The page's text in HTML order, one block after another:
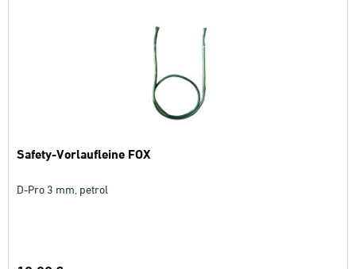
Safety-Vorlaufleine FOX
D-Pro 3 mm, petrol